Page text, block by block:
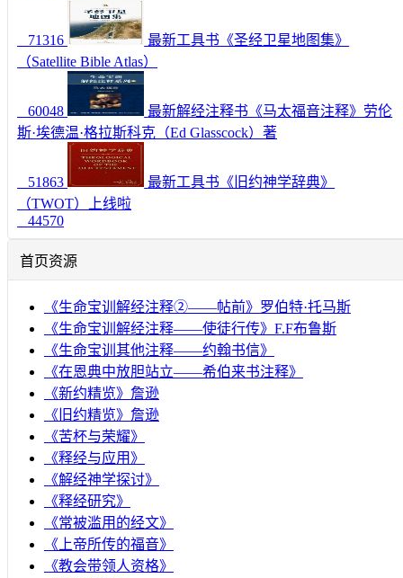
71316
最新工具书《圣经卫星地图集》
（Satellite Bible Atlas）
60048
最新解经注释书《马太福音注释》劳伦
斯·埃德温·格拉斯科克（Ed Glasscock）著
51863
最新工具书《旧约神学辞典》
（TWOT）上线啦
44570
首页资源
《生命宝训解经注释②——帖前》罗伯特·托马斯
《生命宝训解经注释——使徒行传》F.F布鲁斯
《生命宝训其他注释——约翰书信》
《在恩典中放胆站立——希伯来书注释》
《新约精览》詹逊
《旧约精览》詹逊
《苦杯与荣耀》
《释经与应用》
《解经神学探讨》
《释经研究》
《常被滥用的经文》
《上帝所传的福音》
《教会带领人资格》